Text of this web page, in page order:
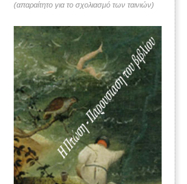
(απαραίτητο για το σχολιασμό των ταινιών)